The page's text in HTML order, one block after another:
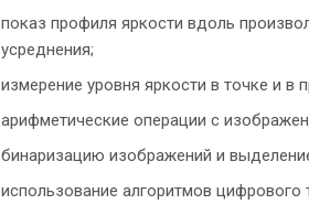
показ профиля яркости вдоль
усреднения;
измерение уровня яркости в точке и в
арифметические операции с
бинаризацию изображений и
использование алгоритмов цифрового